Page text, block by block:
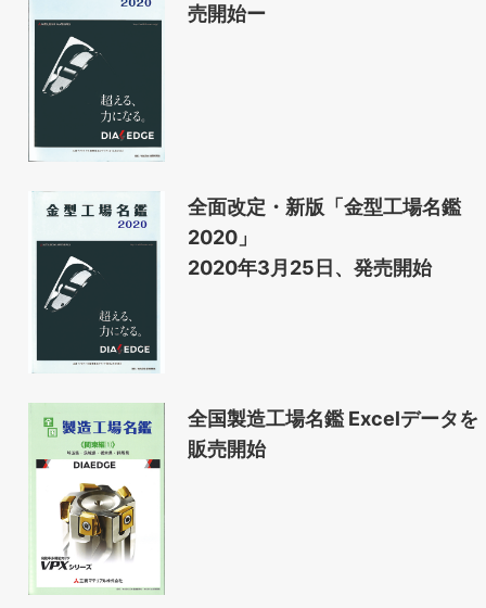
売開始ー
全面改定・新版「金型工場名鑑
2020」
2020年3月25日、発売開始
全国製造工場名鑑 Excelデータを
販売開始